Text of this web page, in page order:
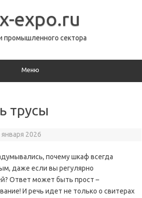
expo.ru
промышленного сектора
Меню
трусы
января 2026
почему шкаф всегда
даже если вы регулярно
Ответ может быть прост –
И речь идет не только о свитерах